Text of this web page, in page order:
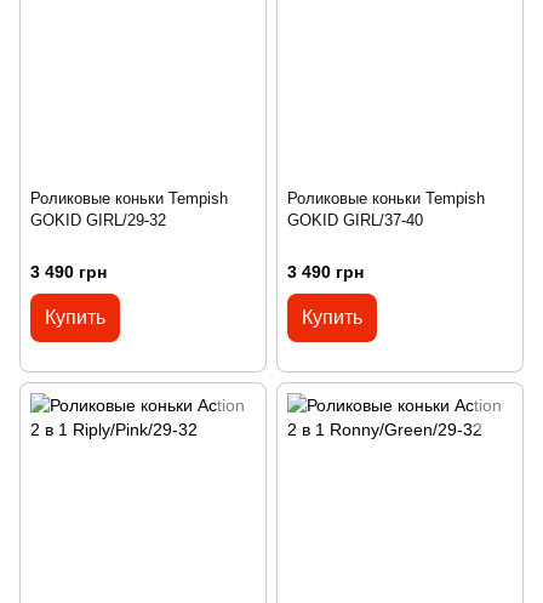
Роликовые коньки Tempish
GOKID GIRL/29-32
3 490 грн
Купить
Роликовые коньки Tempish
GOKID GIRL/37-40
3 490 грн
Купить